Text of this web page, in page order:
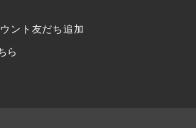
ント友だち追加
ら